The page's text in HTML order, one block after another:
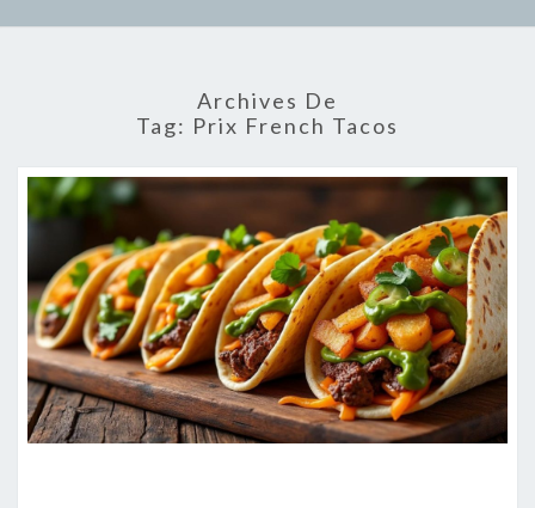
Archives De
Tag: Prix French Tacos